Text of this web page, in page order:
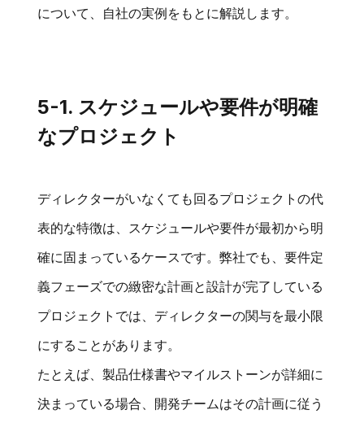
について、自社の実例をもとに解説します。
5-1. スケジュールや要件が明確
なプロジェクト
ディレクターがいなくても回るプロジェクトの代
表的な特徴は、スケジュールや要件が最初から明
確に固まっているケースです。弊社でも、要件定
義フェーズでの緻密な計画と設計が完了している
プロジェクトでは、ディレクターの関与を最小限
にすることがあります。
たとえば、製品仕様書やマイルストーンが詳細に
決まっている場合、開発チームはその計画に従う